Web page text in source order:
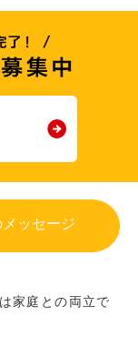
ッセージ
家庭との両立で